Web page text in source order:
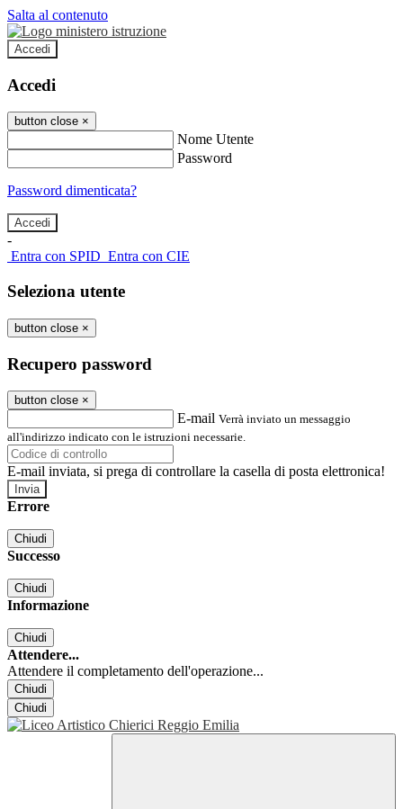
Salta al contenuto
Accedi
Accedi
button close ×
Nome Utente
Password
Password dimenticata?
-
Entra con SPID Entra con CIE
Seleziona utente
button close ×
Recupero password
button close ×
E-mail Verrà inviato un messaggio
all'indirizzo indicato con le istruzioni necessarie.
E-mail inviata, si prega di controllare la casella di posta elettronica!
Errore
Chiudi
Successo
Chiudi
Informazione
Chiudi
Attendere...
Attendere il completamento dell'operazione...
Chiudi
Chiudi